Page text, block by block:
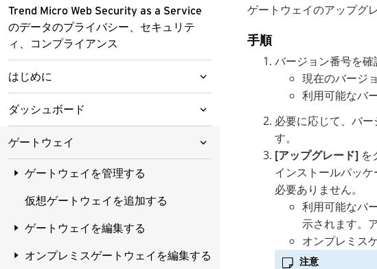
プレリリースに関する免責事項
Trend Micro Web Security as a Service
のデータのプライバシー、セキュリテ
ィ、コンプライアンス
はじめに
Trend Micro Web Security as a
Service概要
このリリースの新機能
TMWSaaSクラウドリリースノート
TMWSaaSオンプレミスゲートウェ
イリリースノート
TMWSaaS syslog転送ツールリリー
TMWSaaSの仕組み
データセンターの地域
システム要件
タスク概要 (初めてのユーザ向け)
ダッシュボード
ダッシュボード
ダッシュボードの一般的なタスク
ゲートウェイ
ゲートウェイを管理する
インターネットゲートウェイトラフ
仮想ゲートウェイを追加する
ゲートウェイを編集する
基本情報を設定する
オンプレミスゲートウェイを編集する
ゲートウェイのアップグ
手順
バージョン番号を確
現在のバージ
利用可能なバ
必要に応じて、バ
す。
[アップグレード] を
インストールパッ
必要ありません。
利用可能なバ
示されます。
オンプレミス
注意